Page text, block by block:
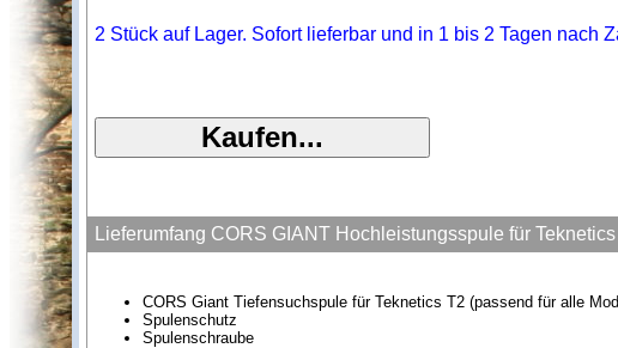
2 Stück auf Lager. Sofort lieferbar und in 1 bis 2 Tagen nach
Lieferumfang CORS GIANT Hochleistungsspule für
CORS Giant Tiefensuchspule für Teknetics T2 (passend für alle
Spulenschutz
Spulenschraube